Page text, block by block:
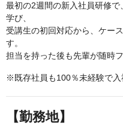
最初の2週間の新入社員研修
学び、
受講生の初回対応から、ケー
す。
担当を持った後も先輩が随時
※既存社員も100％未経験で入
【勤務地】